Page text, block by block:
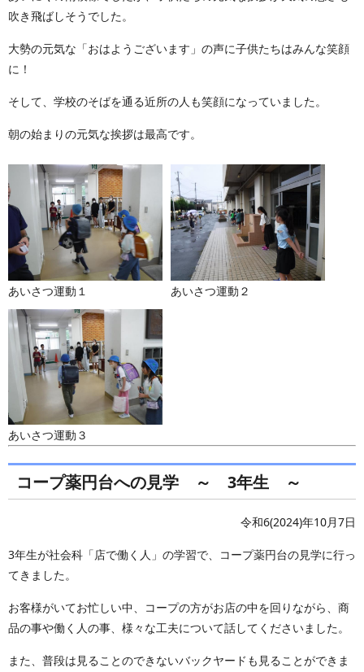
吹き飛ばしそうでした。
大勢の元気な「おはようございます」の声に子供たちはみんな笑顔
に！
そして、学校のそばを通る近所の人も笑顔になっていました。
朝の始まりの元気な挨拶は最高です。
あいさつ運動１ あいさつ運動２
あいさつ運動３
コープ薬円台への見学 ～ 3年生 ～
令和6(2024)年10月7日
3年生が社会科「店で働く人」の学習で、コープ薬円台の見学に行っ
てきました。
お客様がいてお忙しい中、コープの方がお店の中を回りながら、商
品の事や働く人の事、様々な工夫について話してくださいました。
また、普段は見ることのできないバックヤードも見ることができま